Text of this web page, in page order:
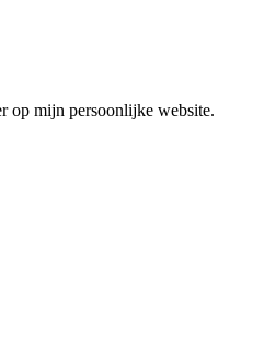
op mijn persoonlijke website.